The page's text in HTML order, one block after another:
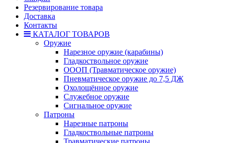
Резервирование товара
Доставка
Контакты
КАТАЛОГ ТОВАРОВ
Оружие
Нарезное оружие (карабины)
Гладкоствольное оружие
ОООП (Травматическое оружие)
Пневматическое оружие до 7,5 ДЖ
Охолощённое оружие
Служебное оружие
Сигнальное оружие
Патроны
Нарезные патроны
Гладкоствольные патроны
Травматические патроны